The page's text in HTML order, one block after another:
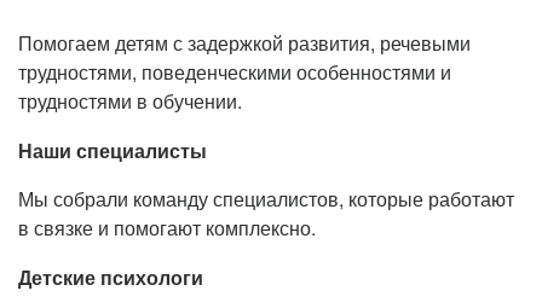
Помогаем детям с задержкой развития, речевыми
трудностями, поведенческими особенностями и
трудностями в обучении.
Наши специалисты
Мы собрали команду специалистов, которые работают
в связке и помогают комплексно.
Детские психологи